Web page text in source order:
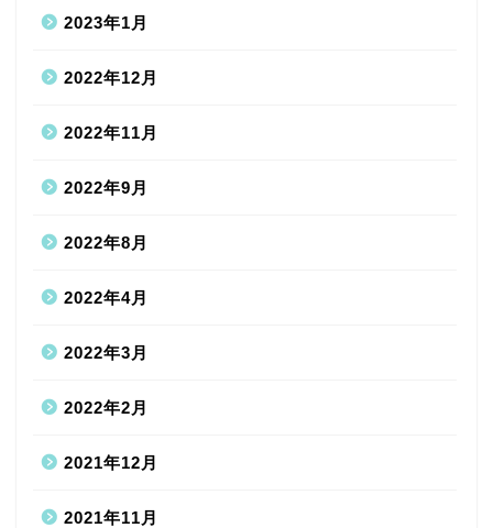
2023年1月
2022年12月
2022年11月
2022年9月
2022年8月
2022年4月
2022年3月
2022年2月
2021年12月
2021年11月